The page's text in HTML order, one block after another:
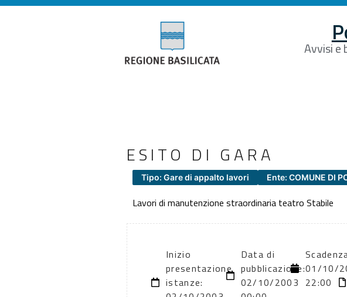
Avvisi e
ESITO DI GARA
Tipo: Gare di appalto lavori Ente: COMUNE DI
Lavori di manutenzione straordinaria teatro Stabile
Inizio
presentazione
istanze:
Data di
pubblicazione:
02/10/2003
01/10/
22:00